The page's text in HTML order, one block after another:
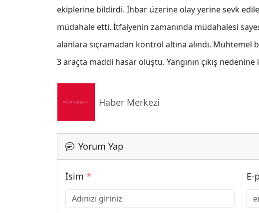
ekiplerine bildirdi. İhbar üzerine olay yerine sevk
müdahale etti. İtfaiyenin zamanında müdahalesi
alanlara sıçramadan kontrol altına alındı. Muhtemel
3 araçta maddi hasar oluştu. Yangının çıkış nedenine
Haber Merkezi
Yorum Yap
İsim * E-